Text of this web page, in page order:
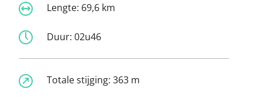
Lengte: 69,6 km
Duur: 02u46
Totale stijging: 363 m